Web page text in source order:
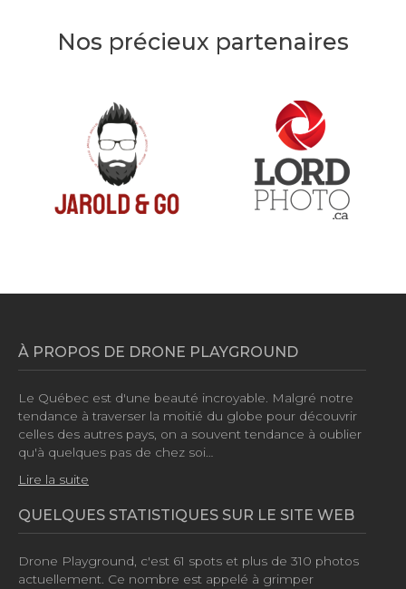
Nos précieux partenaires
À PROPOS DE DRONE PLAYGROUND
Le Québec est d'une beauté incroyable. Malgré notre
tendance à traverser la moitié du globe pour découvrir
celles des autres pays, on a souvent tendance à oublier
qu'à quelques pas de chez soi…
Lire la suite
QUELQUES STATISTIQUES SUR LE SITE WEB
Drone Playground, c'est 61 spots et plus de 310 photos
actuellement. Ce nombre est appelé à grimper